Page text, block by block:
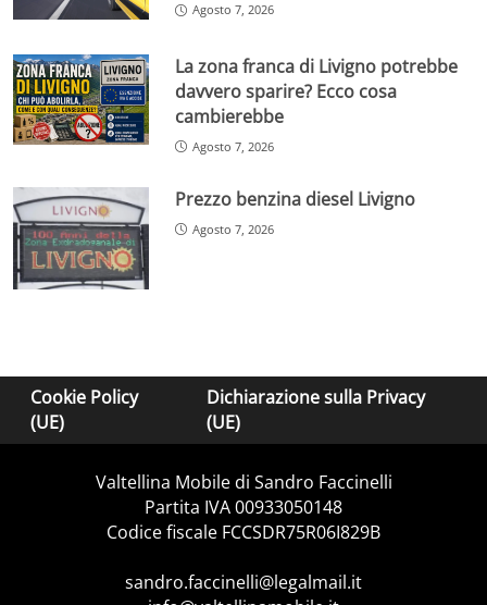
Agosto 7, 2026
La zona franca di Livigno potrebbe
davvero sparire? Ecco cosa
cambierebbe
Agosto 7, 2026
Prezzo benzina diesel Livigno
Agosto 7, 2026
Cookie Policy
(UE)
Dichiarazione sulla Privacy
(UE)
Valtellina Mobile di Sandro Faccinelli
Partita IVA 00933050148
Codice fiscale FCCSDR75R06I829B
sandro.faccinelli@legalmail.it